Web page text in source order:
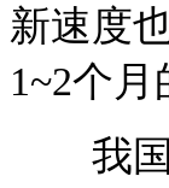
新速度
1~2个
我国